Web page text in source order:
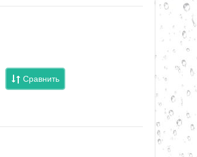
Сравнить